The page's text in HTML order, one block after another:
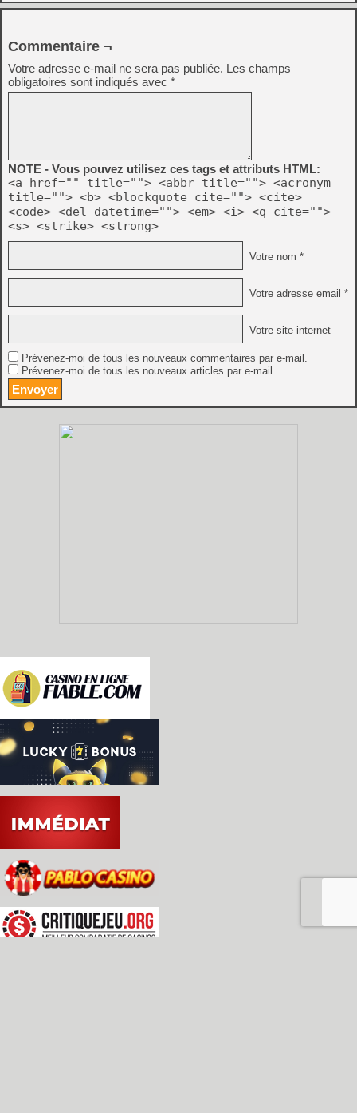
Commentaire ¬
Votre adresse e-mail ne sera pas publiée. Les champs
obligatoires sont indiqués avec *
NOTE - Vous pouvez utilisez ces tags et attributs HTML:
<a href="" title=""> <abbr title=""> <acronym
title=""> <b> <blockquote cite=""> <cite>
<code> <del datetime=""> <em> <i> <q cite="">
<s> <strike> <strong>
Votre nom *
Votre adresse email *
Votre site internet
Prévenez-moi de tous les nouveaux commentaires par e-mail.
Prévenez-moi de tous les nouveaux articles par e-mail.